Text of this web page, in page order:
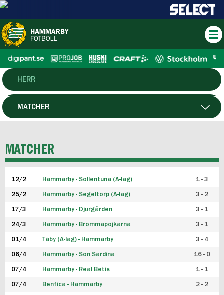
HERR
DAM
P19
F19
FUTSAL HERR
FUTSAL DAM
MATCHER
MATCHER
12/2 Hammarby - Sollentuna (A-lag) 1 - 3
25/2 Hammarby - Segeltorp (A-lag) 3 - 2
17/3 Hammarby - Djurgården 3 - 1
24/3 Hammarby - Brommapojkarna 3 - 1
01/4 Täby (A-lag) - Hammarby 3 - 4
06/4 Hammarby - Son Sardina 16 - 0
07/4 Hammarby - Real Betis 1 - 1
07/4 Benfica - Hammarby 2 - 2